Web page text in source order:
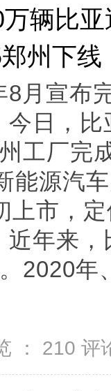
辆比
州下线
8月宣布
今日，
工厂完
能源汽
上市，
年来
2020
： 210 评